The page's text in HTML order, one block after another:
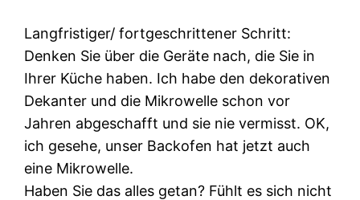
Langfristiger/ fortgeschrittener Schritt:
Denken Sie über die Geräte nach, die Sie in
Ihrer Küche haben. Ich habe den dekorativen
Dekanter und die Mikrowelle schon vor
Jahren abgeschafft und sie nie vermisst. OK,
ich gesehe, unser Backofen hat jetzt auch
eine Mikrowelle.
Haben Sie das alles getan? Fühlt es sich nicht